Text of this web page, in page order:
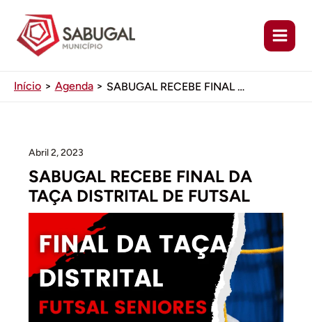
conteúdo
Início Agenda SABUGAL RECEBE FINAL DA TAÇA DISTRITAL DE FUTSAL
Abril 2, 2023
SABUGAL RECEBE FINAL DA
TAÇA DISTRITAL DE FUTSAL